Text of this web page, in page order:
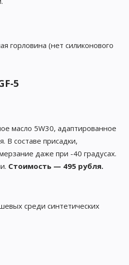
горловина (нет силиконового
5
масло 5W30, адаптированное
В составе присадки,
даже при -40 градусах.
Стоимость — 495 рубля.
среди синтетических